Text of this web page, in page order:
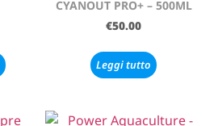
CYANOUT PRO+ – 500ML
€50.00
Leggi tutto